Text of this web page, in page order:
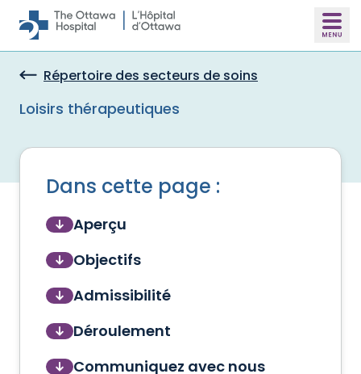
Skip to main content
Répertoire des secteurs de soins
Loisirs thérapeutiques
Dans cette page :
Aperçu
Objectifs
Admissibilité
Déroulement
Communiquez avec nous